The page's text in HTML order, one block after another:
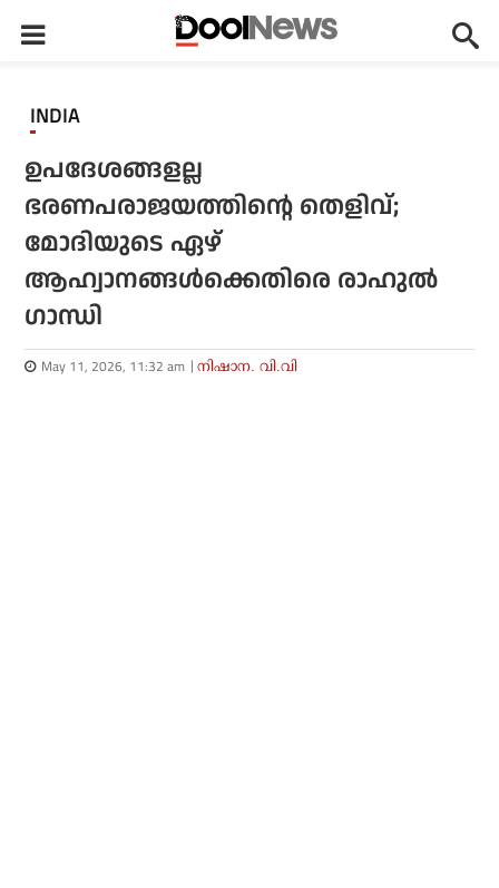
INDIA
ഉപദേശങ്ങളല്ല
ഭരണപരാജയത്തിന്റെ തെളിവ്;
മോദിയുടെ ഏഴ്
ആഹ്വാനങ്ങള്‍ക്കെതിരെ രാഹുല്‍
ഗാന്ധി
May 11, 2026, 11:32 am നിഷാന. വി.വി